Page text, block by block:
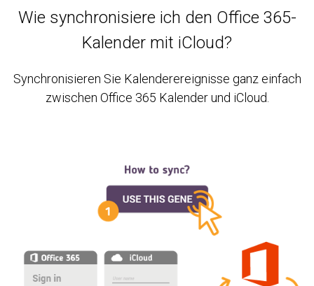
Wie synchronisiere ich den Office 365-
Kalender mit iCloud?
Synchronisieren Sie Kalenderereignisse ganz einfach
zwischen Office 365 Kalender und iCloud.